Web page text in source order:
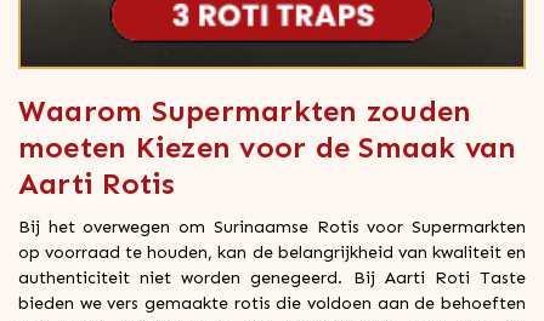
Waarom Supermarkten zouden
moeten Kiezen voor de Smaak van
Aarti Rotis
Bij het overwegen om Surinaamse Rotis voor Supermarkten
op voorraad te houden, kan de belangrijkheid van kwaliteit en
authenticiteit niet worden genegeerd. Bij Aarti Roti Taste
bieden we vers gemaakte rotis die voldoen aan de behoeften